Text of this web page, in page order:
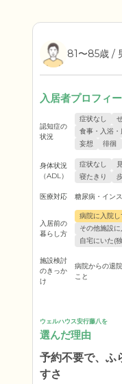
81〜85歳 /
入居者プロフィ
認知症の
状況
症状なし
食事・入浴
妄想
徘徊
身体状況
（ADL）
症状なし
寝たきり
医療対応 糖尿病・イン
入居前の
暮らし方
病院に入院し
その他施設
自宅にいた(
施設検討
のきっか
け
病院からの退
こと
ウェルハウス安行藤八を
選んだ理由
予約不要で、ふ
すさ